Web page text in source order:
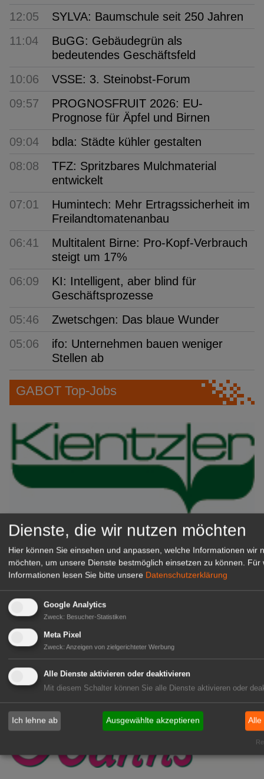
12:05
SYLVA: Baumschule seit 250 Jahren
11:04
BuGG: Gebäudegrün als
bedeutendes Geschäftsfeld
10:06
VSSE: 3. Steinobst-Forum
09:57
PROGNOSFRUIT 2026: EU-
Prognose für Äpfel und Birnen
09:04
bdla: Städte kühler gestalten
08:08
TFZ: Spritzbares Mulchmaterial
entwickelt
07:01
Humintech: Mehr Ertragssicherheit im
Freilandtomatenanbau
06:41
Multitalent Birne: Pro-Kopf-Verbrauch
steigt um 17%
06:09
KI: Intelligent, aber blind für
Geschäftsprozesse
05:46
Zwetschgen: Das blaue Wunder
05:06
ifo: Unternehmen bauen weniger
Stellen ab
GABOT Top-Jobs
Kientzler Jungpflanzen GmbH
& Co KG
Gärtner im Zierpflanzenbau
(Geselle/Meister/Techniker)
(m/w/d)
Gensingen
Dienste, die wir nutzen möchten
Hier können Sie einsehen und anpassen, welche Informationen wir
möchten, um unsere Dienste bestmöglich einsetzen zu können. Für
Informationen lesen Sie bitte unsere Datenschutzerklärung
Google Analytics
Zweck: Besucher-Statistiken
Meta Pixel
Zweck: Anzeigen von zielgerichteter Werbung
Alle Dienste aktivieren oder deaktivieren
Mit diesem Schalter können Sie alle Dienste aktivieren oder
Ich lehne ab Ausgewählte akzeptieren Alle